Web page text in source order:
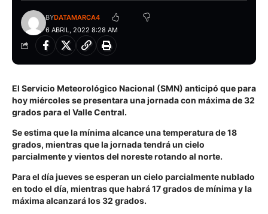
6 ABRIL, 2022 8:28 AM
BYDATAMARCA4
El Servicio Meteorológico Nacional (SMN) anticipó que para
hoy miércoles se presentara una jornada con máxima de 32
grados para el Valle Central.
Se estima que la mínima alcance una temperatura de 18
grados, mientras que la jornada tendrá un cielo
parcialmente y vientos del noreste rotando al norte.
Para el día jueves se esperan un cielo parcialmente nublado
en todo el día, mientras que habrá 17 grados de mínima y la
máxima alcanzará los 32 grados.